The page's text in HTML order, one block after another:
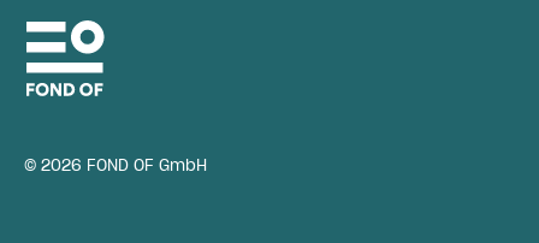
© 2026 FOND OF GmbH